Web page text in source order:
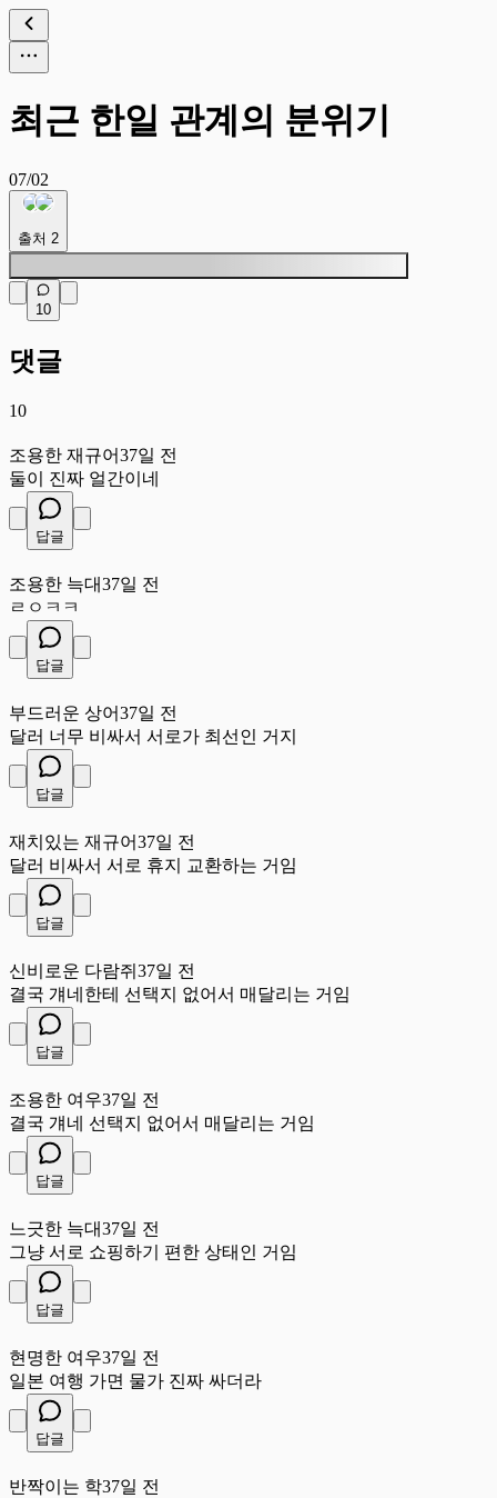
최근 한일 관계의 분위기
07/02
출처 2
10
댓글
10
조용한 재규어37일 전
둘이 진짜 얼간이네
답글
조용한 늑대37일 전
ㄹㅇㅋㅋ
답글
부드러운 상어37일 전
달러 너무 비싸서 서로가 최선인 거지
답글
재치있는 재규어37일 전
달러 비싸서 서로 휴지 교환하는 거임
답글
신비로운 다람쥐 37일 전
결국 걔네한테 선택지 없어서 매달리는 거임
답글
조용한 여우37일 전
결국 걔네 선택지 없어서 매달리는 거임
답글
느긋한 늑대37일 전
그냥 서로 쇼핑하기 편한 상태인 거임
답글
현명한 여우37일 전
일본 여행 가면 물가 진짜 싸더라
답글
반짝이는 학37일 전